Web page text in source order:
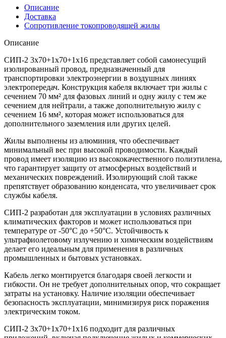
Описание
Доставка
Сопротивление токопроводящей жилы
Описание
СИП-2 3х70+1х70+1х16 представляет собой самонесущий
изолированный провод, предназначенный для
транспортировки электроэнергии в воздушных линиях
электропередач. Конструкция кабеля включает три жилы с
сечением 70 мм² для фазовых линий и одну жилу с тем же
сечением для нейтрали, а также дополнительную жилу с
сечением 16 мм², которая может использоваться для
дополнительного заземления или других целей.
Жилы выполнены из алюминия, что обеспечивает
минимальный вес при высокой проводимости. Каждый
провод имеет изоляцию из высококачественного полиэтилена,
что гарантирует защиту от атмосферных воздействий и
механических повреждений. Изолирующий слой также
препятствует образованию конденсата, что увеличивает срок
службы кабеля.
СИП-2 разработан для эксплуатации в условиях различных
климатических факторов и может использоваться при
температуре от -50°C до +50°C. Устойчивость к
ультрафиолетовому излучению и химическим воздействиям
делает его идеальным для применения в различных
промышленных и бытовых установках.
Кабель легко монтируется благодаря своей легкости и
гибкости. Он не требует дополнительных опор, что сокращает
затраты на установку. Наличие изоляции обеспечивает
безопасность эксплуатации, минимизируя риск поражения
электрическим током.
СИП-2 3х70+1х70+1х16 подходит для различных